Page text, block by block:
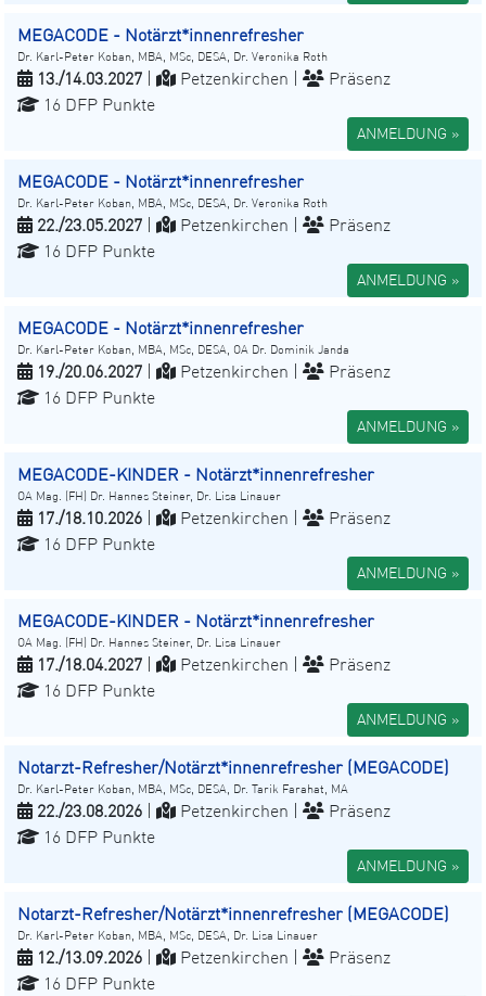
MEGACODE - Notärzt*innenrefresher
Dr. Karl-Peter Koban, MBA, MSc, DESA, Dr. Veronika Roth
13./14.03.2027 Petzenkirchen |
Präsenz
16 DFP Punkte
ANMELDUNG »
MEGACODE - Notärzt*innenrefresher
Dr. Karl-Peter Koban, MBA, MSc, DESA, Dr. Veronika Roth
22./23.05.2027 Petzenkirchen |
Präsenz
16 DFP Punkte
ANMELDUNG »
MEGACODE - Notärzt*innenrefresher
Dr. Karl-Peter Koban, MBA, MSc, DESA, OA Dr. Dominik Janda
19./20.06.2027 Petzenkirchen |
Präsenz
16 DFP Punkte
ANMELDUNG »
MEGACODE-KINDER - Notärzt*innenrefresher
OA Mag. (FH) Dr. Hannes Steiner, Dr. Lisa Linauer
17./18.10.2026 Petzenkirchen |
Präsenz
16 DFP Punkte
ANMELDUNG »
MEGACODE-KINDER - Notärzt*innenrefresher
OA Mag. (FH) Dr. Hannes Steiner, Dr. Lisa Linauer
17./18.04.2027 Petzenkirchen |
Präsenz
16 DFP Punkte
ANMELDUNG »
Notarzt-Refresher/Notärzt*innenrefresher (MEGACODE)
Dr. Karl-Peter Koban, MBA, MSc, DESA, Dr. Tarik Farahat, MA
22./23.08.2026 Petzenkirchen |
Präsenz
16 DFP Punkte
ANMELDUNG »
Notarzt-Refresher/Notärzt*innenrefresher (MEGACODE)
Dr. Karl-Peter Koban, MBA, MSc, DESA, Dr. Lisa Linauer
12./13.09.2026 Petzenkirchen |
Präsenz
16 DFP Punkte